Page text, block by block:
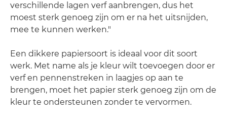
verschillende lagen verf aanbrengen, dus het
moest sterk genoeg zijn om er na het uitsnijden,
mee te kunnen werken."
Een dikkere papiersoort is ideaal voor dit soort
werk. Met name als je kleur wilt toevoegen door er
verf en pennenstreken in laagjes op aan te
brengen, moet het papier sterk genoeg zijn om de
kleur te ondersteunen zonder te vervormen.